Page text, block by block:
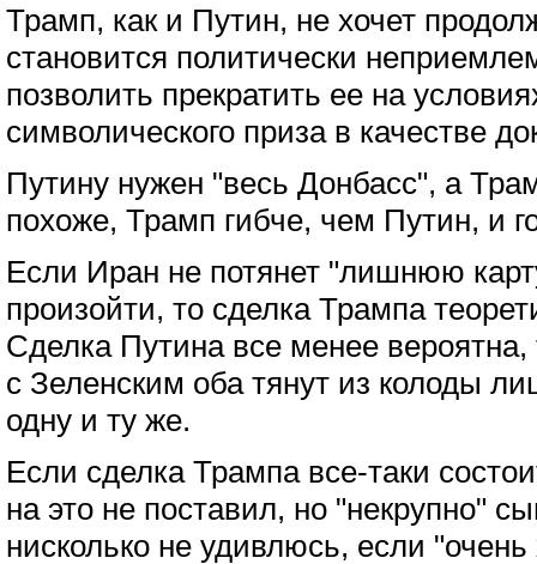
Трамп, как и Путин, не хочет
становится политически
позволить прекратить ее на
символического приза в качестве
Путину нужен "весь Донбасс", а
похоже, Трамп гибче, чем Путин, и
Если Иран не потянет "лишнюю
произойти, то сделка Трампа
Сделка Путина все менее вероятна,
с Зеленским оба тянут из колоды
одну и ту же.
Если сделка Трампа все-таки
на это не поставил, но "некрупно"
нисколько не удивлюсь, если